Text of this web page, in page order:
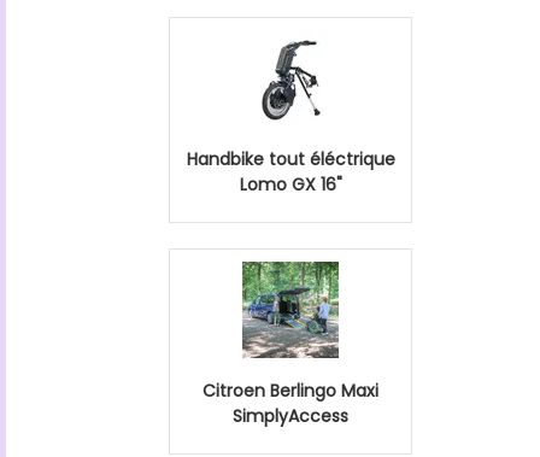
Handbike tout éléctrique
Lomo GX 16"
Citroen Berlingo Maxi
SimplyAccess